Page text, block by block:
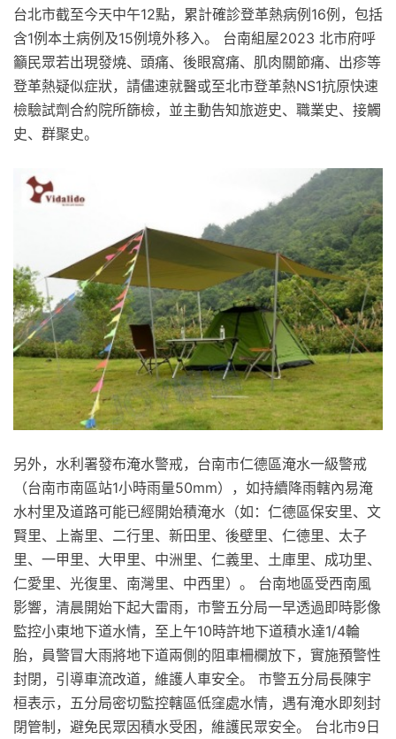
台北市截至今天中午12點，累計確診登革熱病例16例，包括
含1例本土病例及15例境外移入。 台南組屋2023 北市府呼
籲民眾若出現發燒、頭痛、後眼窩痛、肌肉關節痛、出疹等
登革熱疑似症狀，請儘速就醫或至北市登革熱NS1抗原快速
檢驗試劑合約院所篩檢，並主動告知旅遊史、職業史、接觸
史、群聚史。
另外，水利署發布淹水警戒，台南市仁德區淹水一級警戒
（台南市南區站1小時雨量50mm），如持續降雨轄內易淹
水村里及道路可能已經開始積淹水（如：仁德區保安里、文
賢里、上崙里、二行里、新田里、後壁里、仁德里、太子
里、一甲里、大甲里、中洲里、仁義里、土庫里、成功里、
仁愛里、光復里、南灣里、中西里）。 台南地區受西南風
影響，清晨開始下起大雷雨，市警五分局一早透過即時影像
監控小東地下道水情，至上午10時許地下道積水達1/4輪
胎，員警冒大雨將地下道兩側的阻車柵欄放下，實施預警性
封閉，引導車流改道，維護人車安全。 市警五分局長陳宇
桓表示，五分局密切監控轄區低窪處水情，遇有淹水即刻封
閉管制，避免民眾因積水受困，維護民眾安全。 台北市9日